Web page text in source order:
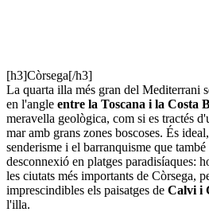
[h3]Còrsega[/h3]
La quarta illa més gran del Mediterrani
en l'angle entre la Toscana i la Costa
meravella geològica, com si es tractés
mar amb grans zones boscoses. És
senderisme i el barranquisme que
desconnexió en platges paradisíaques:
les ciutats més importants de Còrsega,
imprescindibles els paisatges de Calvi i